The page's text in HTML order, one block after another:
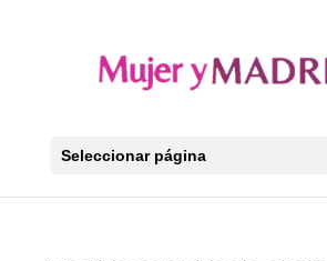
Seleccionar página